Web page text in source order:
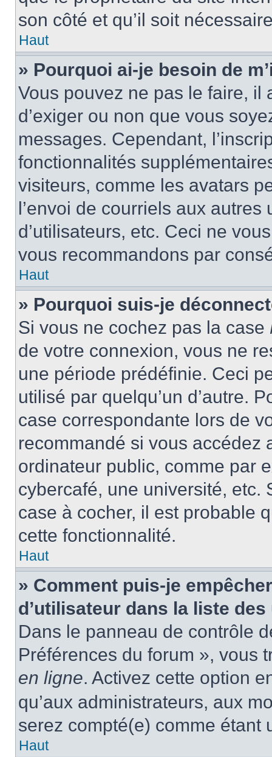
son côté et qu’il soit
Haut
» Pourquoi ai-je besoin de
Vous pouvez ne pas le faire, il
d’exiger ou non que vous
messages. Cependant,
fonctionnalités
visiteurs, comme les avatars
l’envoi de courriels aux
d’utilisateurs, etc. Ceci ne
vous recommandons par
Haut
» Pourquoi suis-je
Si vous ne cochez pas la case
de votre connexion, vous ne
une période prédéfinie. Ceci
utilisé par quelqu’un d’autre.
case correspondante lors de
recommandé si vous accédez
ordinateur public, comme par
cybercafé, une université, etc.
case à cocher, il est probable
cette fonctionnalité.
Haut
» Comment puis-je
d’utilisateur dans la liste
Dans le panneau de contrôle
Préférences du forum », vous
en ligne. Activez cette option
qu’aux administrateurs, aux
serez compté(e) comme étant
Haut